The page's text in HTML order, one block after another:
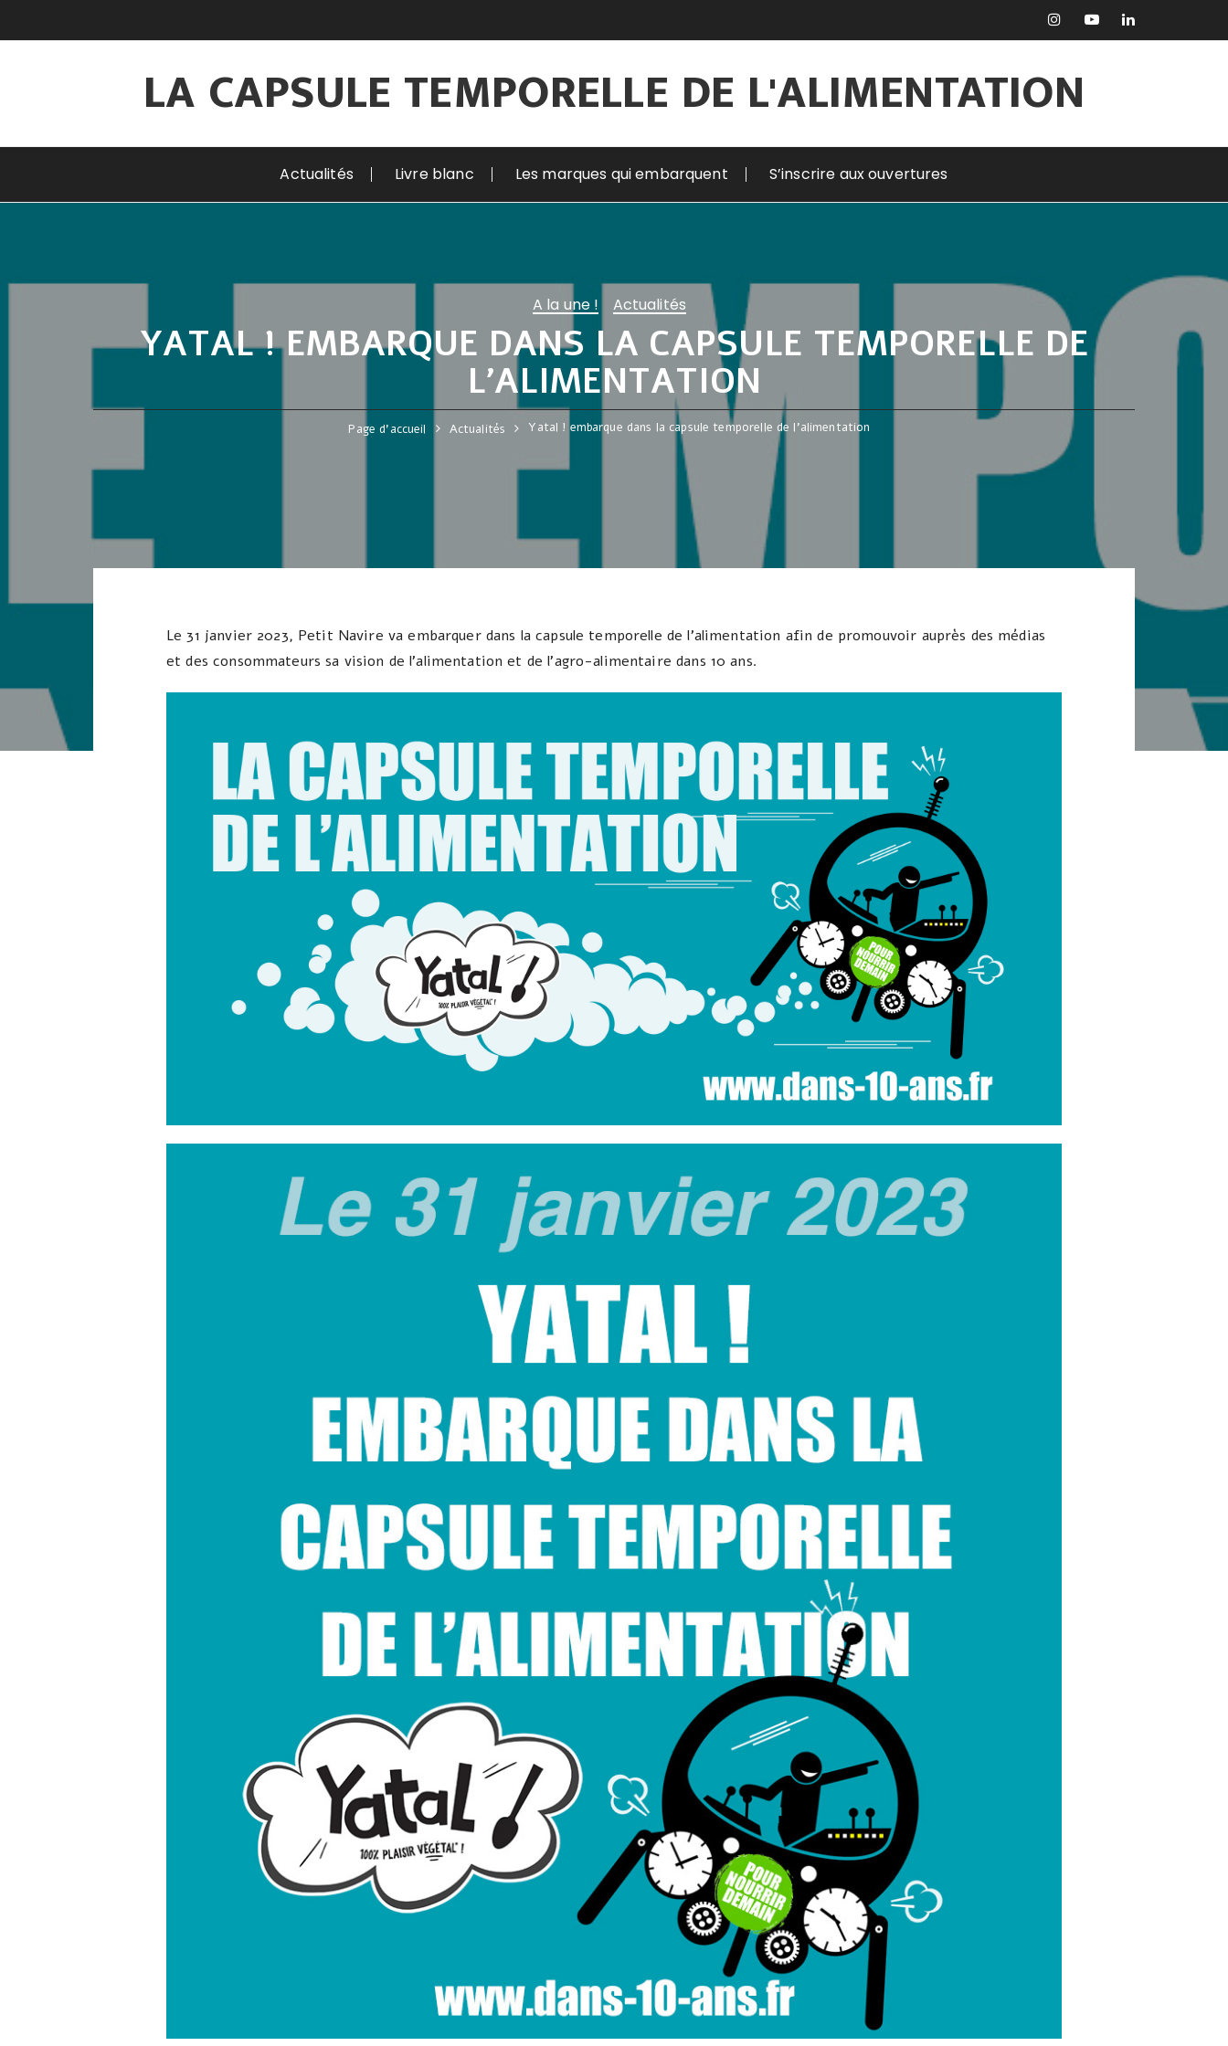
LA CAPSULE TEMPORELLE DE L'ALIMENTATION
Actualités Livre blanc Les marques qui embarquent S’inscrire aux ouvertures
A la une ! Actualités
YATAL ! EMBARQUE DANS LA CAPSULE TEMPORELLE DE
L’ALIMENTATION
Page d'accueil Actualités Yatal ! embarque dans la capsule temporelle de l’alimentation
Le 31 janvier 2023, Petit Navire va embarquer dans la capsule temporelle de l’alimentation afin de promouvoir auprès des médias
et des consommateurs sa vision de l’alimentation et de l’agro-alimentaire dans 10 ans.